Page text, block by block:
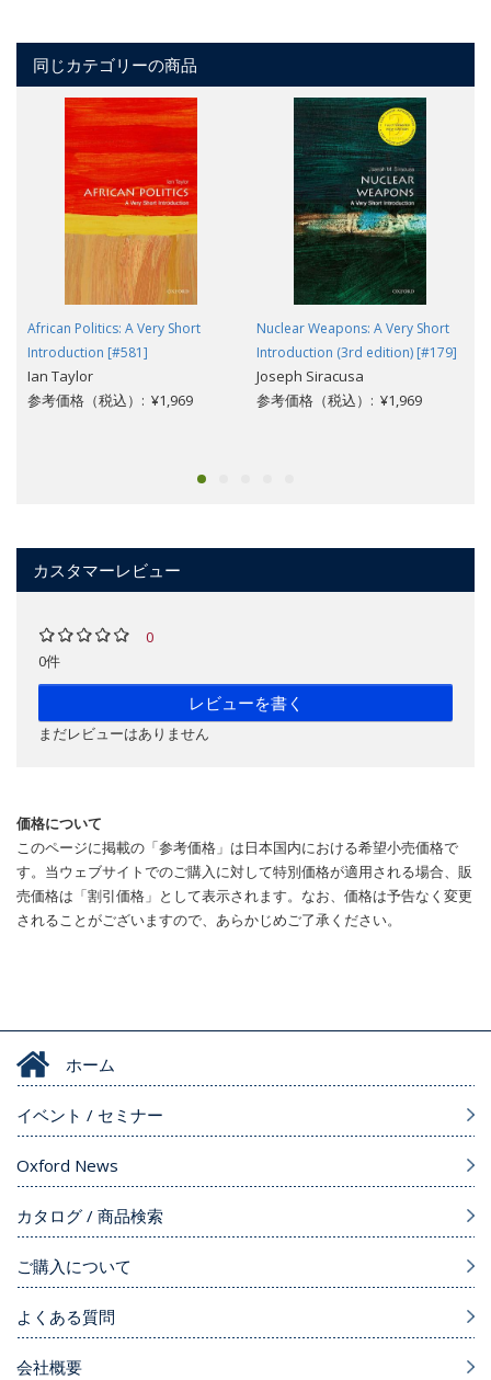
同じカテゴリーの商品
African Politics: A Very Short
Introduction [#581]
Ian Taylor
参考価格（税込）: ¥1,969
Nuclear Weapons: A Very Short
Introduction (3rd edition) [#179]
Joseph Siracusa
参考価格（税込）: ¥1,969
カスタマーレビュー
0
0件
レビューを書く
まだレビューはありません
価格について
このページに掲載の「参考価格」は日本国内における希望小売価格で
す。当ウェブサイトでのご購入に対して特別価格が適用される場合、販
売価格は「割引価格」として表示されます。なお、価格は予告なく変更
されることがございますので、あらかじめご了承ください。
ホーム
イベント / セミナー
Oxford News
カタログ / 商品検索
ご購入について
よくある質問
会社概要